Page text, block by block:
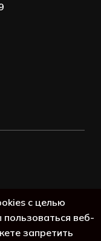
с целью
пользоваться веб-
запретить